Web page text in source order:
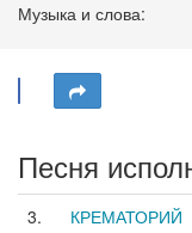
Музыка и слова:
Песня
3. КРЕМАТОРИЙ